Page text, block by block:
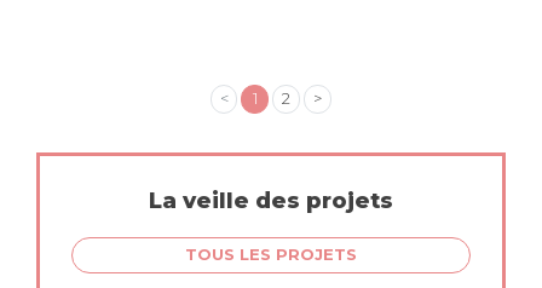
< 1 2 >
La veille des projets
TOUS LES PROJETS